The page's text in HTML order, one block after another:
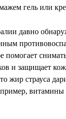
гель или
давно
помогает
и защищает
жир страуса